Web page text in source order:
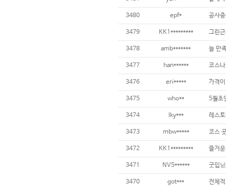
3480 epf*
3479 KK1*********
3478 amb******* 늘 만
3477 han******
3476 eri***** 가격
3475 who**
3474 lky***
3473 mbw*****
3472 KK1*********
3471 NV5****** 굿입
3470 got*** 전체